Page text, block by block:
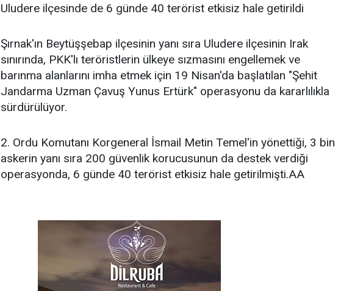
Uludere ilçesinde de 6 günde 40 terörist etkisiz hale getirildi
Şırnak'ın Beytüşşebap ilçesinin yanı sıra Uludere ilçesinin Irak
sınırında, PKK'lı teröristlerin ülkeye sızmasını engellemek ve
barınma alanlarını imha etmek için 19 Nisan'da başlatılan "Şehit
Jandarma Uzman Çavuş Yunus Ertürk" operasyonu da kararlılıkla
sürdürülüyor.
2. Ordu Komutanı Korgeneral İsmail Metin Temel'in yönettiği, 3 bin
askerin yanı sıra 200 güvenlik korucusunun da destek verdiği
operasyonda, 6 günde 40 terörist etkisiz hale getirilmişti.AA